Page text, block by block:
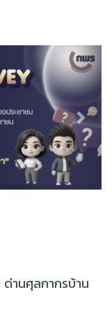
Next
ด่านศุลกากรบ้าน